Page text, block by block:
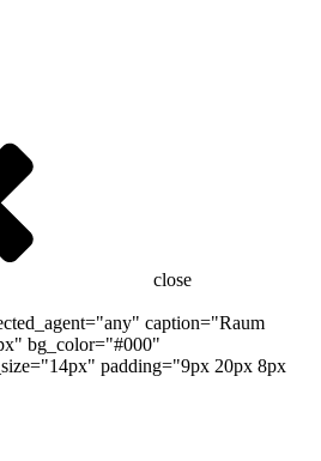
close
caption="Raum
bg_color="#000"
padding="9px 20px 8px